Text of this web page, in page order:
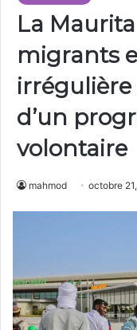
La
migrants
irrégulière
d’un
volontaire
mahmod octobre